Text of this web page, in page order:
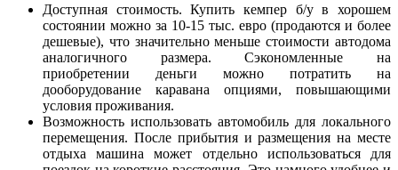
Доступная стоимость. Купить кемпер б/у в хорошем
состоянии можно за 10-15 тыс. евро (продаются и более
дешевые), что значительно меньше стоимости автодома
аналогичного размера. Сэкономленные на
приобретении деньги можно потратить на
дооборудование каравана опциями, повышающими
условия проживания.
Возможность использовать автомобиль для локального
перемещения. После прибытия и размещения на месте
отдыха машина может отдельно использоваться для